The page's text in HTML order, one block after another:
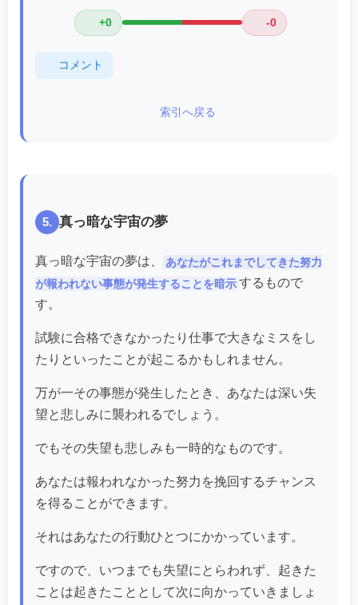
+0 -0
コメント
索引へ戻る
5. 真っ暗な宇宙の夢
真っ暗な宇宙の夢は、
あなたがこれまでしてきた努力
が報われない事態が発生することを暗示するもので
す。
試験に合格できなかったり仕事で大きなミスをし
たりといったことが起こるかもしれません。
万が一その事態が発生したとき、あなたは深い失
望と悲しみに襲われるでしょう。
でもその失望も悲しみも一時的なものです。
あなたは報われなかった努力を挽回するチャンス
を得ることができます。
それはあなたの行動ひとつにかかっています。
ですので、いつまでも失望にとらわれず、起きた
ことは起きたこととして次に向かっていきましょ